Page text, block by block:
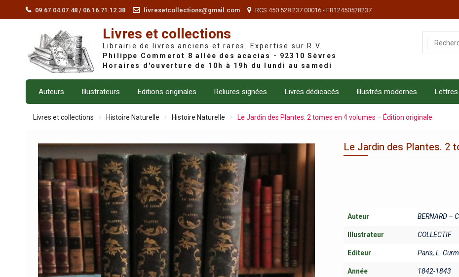
09.67.04.07.48 / 06.16.71.12.38 livresetcollections@gmail.com RCS 450 528 237 00016 - FR12450528237
Livres et collections
Librairie de livres anciens et rares. Expertise sur R.V.
Auteurs Illustrateurs Editions originales Reliures signées Livres dédicacés Illustrés modernes
Livres et collections Histoire Naturelle Histoire Naturelle Le Jardin des Plantes. 2 tomes en 4 volumes – Édition originale.
Le Jardin des Plantes. 2
Auteur BERNARD –
Illustrateur COLLECTIF
Editeur Paris, L.
Année 1842-1843